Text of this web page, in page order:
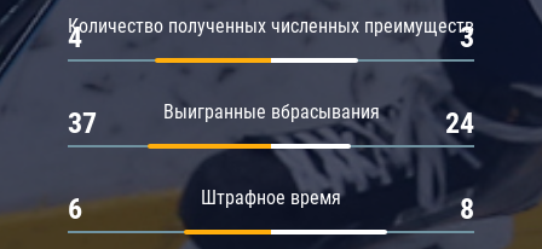
Количество полученных численных преимуществ
4 3
Выигранные вбрасывания
37 24
Штрафное время
6 8